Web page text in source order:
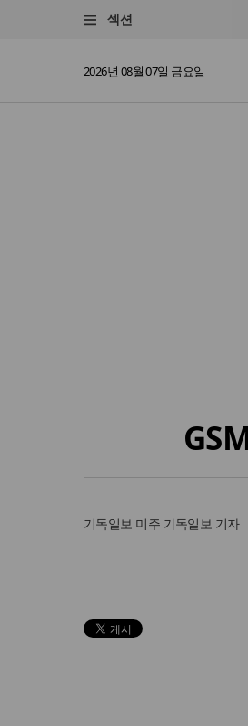
섹션
2026년 08월 07일 금요일
기독일보 미주 기독일보 기자